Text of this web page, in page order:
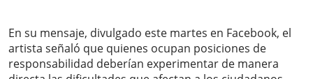
En su mensaje, divulgado este martes en Facebook, el
artista señaló que quienes ocupan posiciones de
responsabilidad deberían experimentar de manera